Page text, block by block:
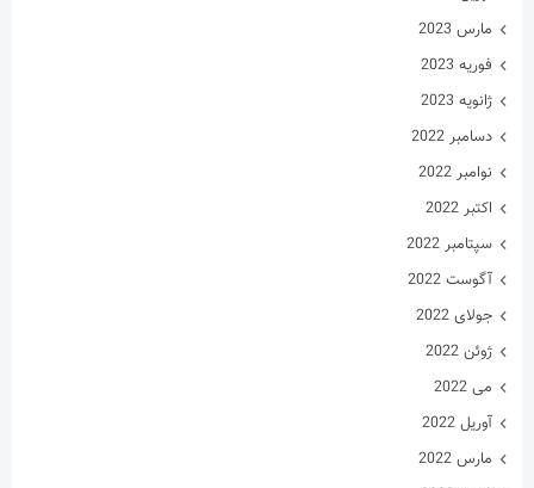
مارس 2023
فوریه 2023
ژانویه 2023
دسامبر 2022
نوامبر 2022
اکتبر 2022
سپتامبر 2022
آگوست 2022
جولای 2022
ژوئن 2022
می 2022
آوریل 2022
مارس 2022